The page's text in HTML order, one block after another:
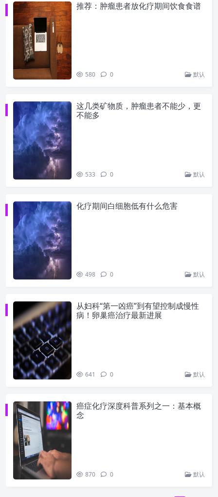
推荐：肿瘤患者放化疗期间饮食食谱
580 0 默认
这几类矿物质，肿瘤患者不能少，更
不能多
533 0 默认
化疗期间白细胞低有什么危害
498 0 默认
从妇科“第一凶癌”到有望控制成慢性
病！卵巢癌治疗最新进展
641 0 默认
癌症化疗深度科普系列之一：基本概
念
870 0 默认